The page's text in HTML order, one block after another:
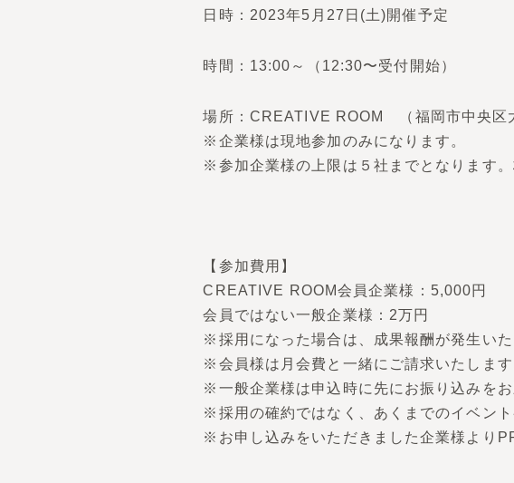
日時：2023年5月27日(土)開催予定
時間：13:00～（12:30〜受付開始）
場所：CREATIVE ROOM （福岡市中央区
※企業様は現地参加のみになります。
※参加企業様の上限は５社までとなります
【参加費用】
CREATIVE ROOM会員企業様：5,000円
会員ではない一般企業様：2万円
※採用になった場合は、成果報酬が発生い
※会員様は月会費と一緒にご請求いたします
※一般企業様は申込時に先にお振り込みをお
※採用の確約ではなく、あくまでのイベン
※お申し込みをいただきました企業様より